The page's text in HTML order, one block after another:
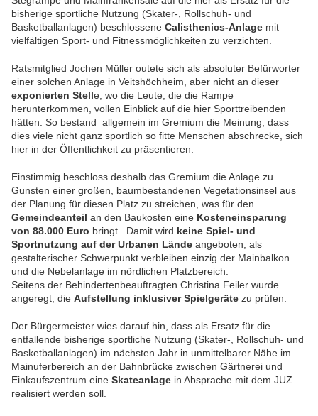
bisherige sportliche Nutzung (Skater-, Rollschuh- und
Basketballanlagen) beschlossene Calisthenics-Anlage mit
vielfältigen Sport- und Fitnessmöglichkeiten zu verzichten.
Ratsmitglied Jochen Müller outete sich als absoluter Befürworter
einer solchen Anlage in Veitshöchheim, aber nicht an dieser
exponierten Stelle, wo die Leute, die die Rampe
herunterkommen, vollen Einblick auf die hier Sporttreibenden
hätten. So bestand allgemein im Gremium die Meinung, dass
dies viele nicht ganz sportlich so fitte Menschen abschrecke, sich
hier in der Öffentlichkeit zu präsentieren.
Einstimmig beschloss deshalb das Gremium die Anlage zu
Gunsten einer großen, baumbestandenen Vegetationsinsel aus
der Planung für diesen Platz zu streichen, was für den
Gemeindeanteil an den Baukosten eine Kosteneinsparung
von 88.000 Euro bringt. Damit wird keine Spiel- und
Sportnutzung auf der Urbanen Lände angeboten, als
gestalterischer Schwerpunkt verbleiben einzig der Mainbalkon
und die Nebelanlage im nördlichen Platzbereich.
Seitens der Behindertenbeauftragten Christina Feiler wurde
angeregt, die Aufstellung inklusiver Spielgeräte zu prüfen.
Der Bürgermeister wies darauf hin, dass als Ersatz für die
entfallende bisherige sportliche Nutzung (Skater-, Rollschuh- und
Basketballanlagen) im nächsten Jahr in unmittelbarer Nähe im
Mainuferbereich an der Bahnbrücke zwischen Gärtnerei und
Einkaufszentrum eine Skateanlage in Absprache mit dem JUZ
realisiert werden soll.